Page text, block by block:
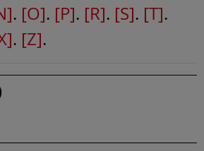
. [O]. [P]. [R]. [S]. [T].
. [Z].